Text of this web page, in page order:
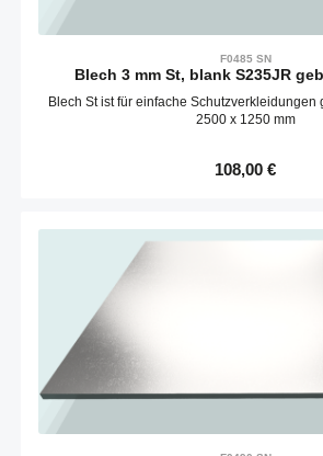
F0485 SN
Blech 3 mm St, blank S235JR
Blech St ist für einfache
2500 x 1250 mm
Regulärer Preis:
108,00 €